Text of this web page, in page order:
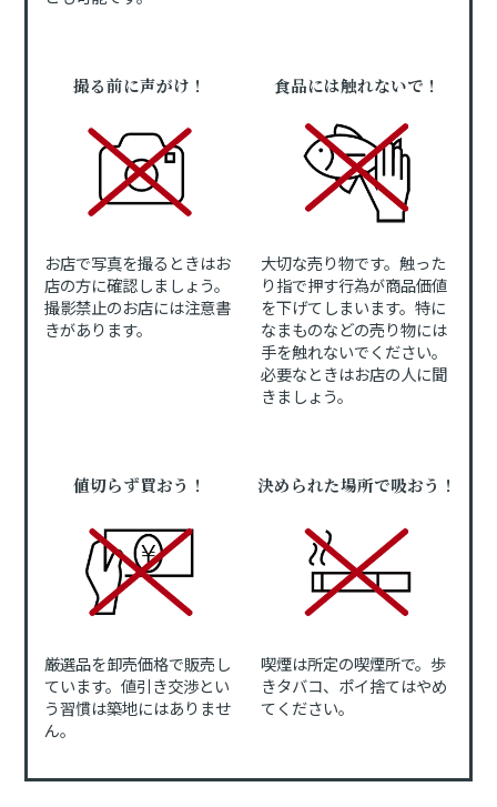
撮る前に声がけ！
お店で写真を撮るときはお
店の方に確認しましょう。
撮影禁止のお店には注意書
きがあります。
食品には触れないで！
大切な売り物です。触った
り指で押す行為が商品価値
を下げてしまいます。特に
なまものなどの売り物には
手を触れないでください。
必要なときはお店の人に聞
きましょう。
値切らず買おう！
厳選品を卸売価格で販売し
ています。値引き交渉とい
う習慣は築地にはありませ
ん。
決められた場所で吸おう！
喫煙は所定の喫煙所で。歩
きタバコ、ポイ捨てはやめ
てください。